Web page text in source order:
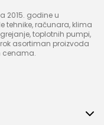
2015. godine u
tehnike, računara, klima
toplotnih pumpi,
asortiman proizvoda
cenama.